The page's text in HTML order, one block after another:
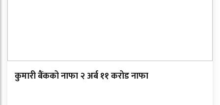
कुमारी बैंकको नाफा २ अर्ब ११ करोड नाफा